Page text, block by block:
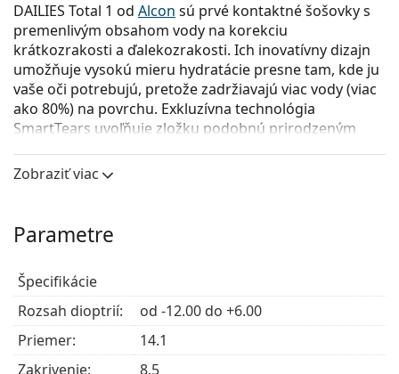
DAILIES Total 1 od Alcon sú prvé kontaktné šošovky s
premenlivým obsahom vody na korekciu
krátkozrakosti a ďalekozrakosti. Ich inovatívny dizajn
umožňuje vysokú mieru hydratácie presne tam, kde ju
vaše oči potrebujú, pretože zadržiavajú viac vody (viac
ako 80%) na povrchu. Exkluzívna technológia
SmartTears uvoľňuje zložku podobnú prirodzeným
že znižuje odparovanie vlhkosti. Tieto kontaktné
priepustnosť kyslíka a hodvábne jemný pocit, ktorý
trvá po celý deň.
Okremsférických kontaktných šošoviek
1, nájdete od výrobcu Alcon v produktovom rade
DAILIESširokú ponuku ďalších kontaktných šošoviek
určených na korekciu všetkých bežných zrakových
chýb, ako je astigmatizmus a presbyopia.
Zobraziť viac
Parametre
Špecifikácie
Rozsah dioptrií:
od -12.00 do +6.00
Priemer:
14.1
Zakrivenie:
8.5